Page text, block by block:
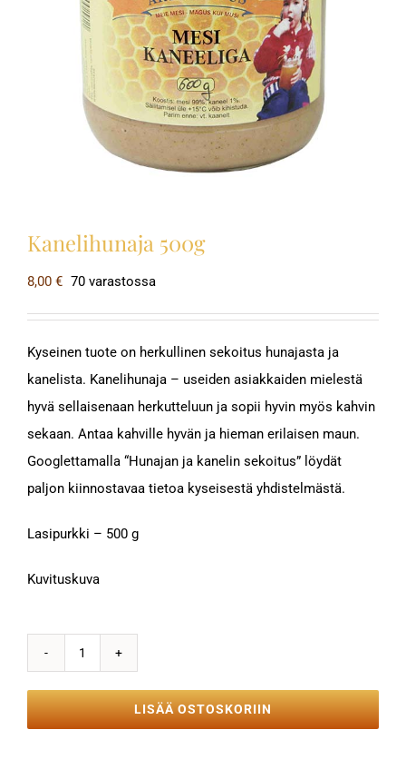
Kanelihunaja 500g
8,00 € 70 varastossa
Kyseinen tuote on herkullinen sekoitus hunajasta ja
kanelista. Kanelihunaja – useiden asiakkaiden mielestä
hyvä sellaisenaan herkutteluun ja sopii hyvin myös kahvin
sekaan. Antaa kahville hyvän ja hieman erilaisen maun.
Googlettamalla “Hunajan ja kanelin sekoitus” löydät
paljon kiinnostavaa tietoa kyseisestä yhdistelmästä.
Lasipurkki – 500 g
Kuvituskuva
500g
määrä
LISÄÄ OSTOSKORIIN